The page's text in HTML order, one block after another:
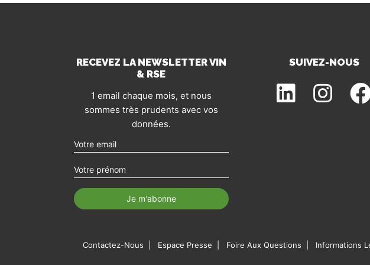
RECEVEZ LA NEWSLETTER VIN
& RSE
1 email chaque mois, et nous
sommes très prudents avec vos
données.
SUIVEZ-NOUS
Contactez-Nous Espace Presse Foire Aux Questions Informations